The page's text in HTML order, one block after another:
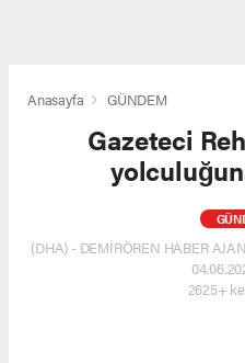
Anasayfa GÜNDEM
Gazeteci
(DHA) - DEMİRÖREN HABER
2625+